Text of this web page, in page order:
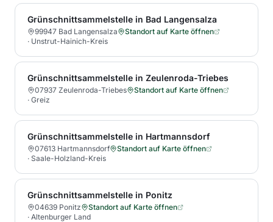
Grünschnittsammelstelle in Bad Langensalza
99947 Bad Langensalza
Standort auf Karte öffnen
· Unstrut-Hainich-Kreis
Grünschnittsammelstelle in Zeulenroda-Triebes
07937 Zeulenroda-Triebes
Standort auf Karte öffnen
· Greiz
Grünschnittsammelstelle in Hartmannsdorf
07613 Hartmannsdorf
Standort auf Karte öffnen
· Saale-Holzland-Kreis
Grünschnittsammelstelle in Ponitz
04639 Ponitz
Standort auf Karte öffnen
· Altenburger Land